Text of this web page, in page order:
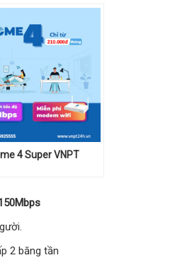
4 Super VNPT
2 băng tần